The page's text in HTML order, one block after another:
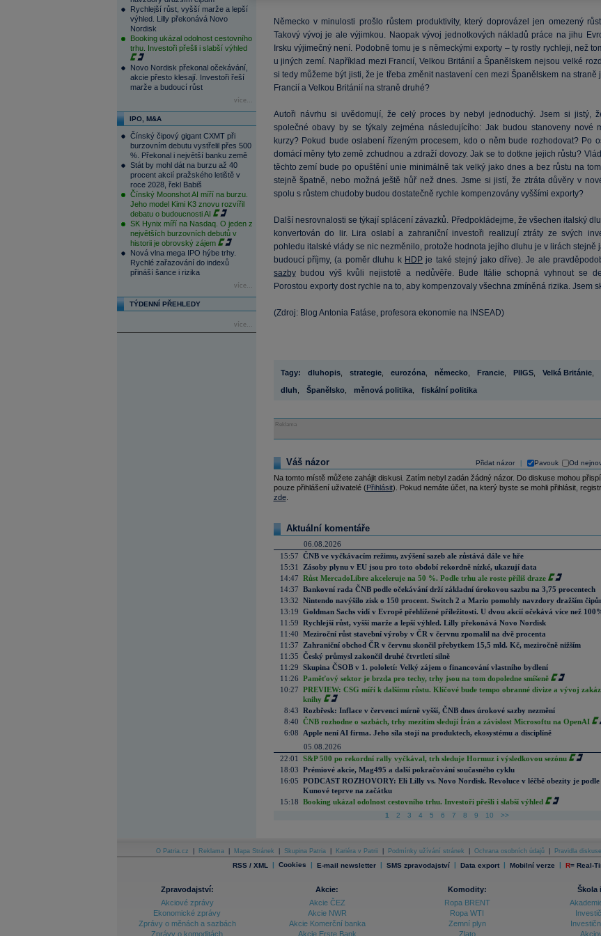
Rychlejší růst, vyšší marže a lepší
výhled. Lilly překonává Novo
Nordisk
Booking ukázal odolnost cestovního
trhu. Investoři přešli i slabší výhled
Novo Nordisk překonal očekávání,
akcie přesto klesají. Investoři řeší
marže a budoucí růst
více...
IPO, M&A
Čínský čipový gigant CXMT při
burzovním debutu vystřelil přes 500
%. Překonal i největší banku země
Stát by mohl dát na burzu až 40
procent akcií pražského letiště v
roce 2028, řekl Babiš
Čínský Moonshot AI míří na burzu.
Jeho model Kimi K3 znovu rozvířil
debatu o budoucnosti AI
SK Hynix míří na Nasdaq. O jeden z
největších burzovních debutů v
historii je obrovský zájem
Nová vlna mega IPO hýbe trhy.
Rychlé zařazování do indexů
přináší šance i rizika
více...
TÝDENNÍ PŘEHLEDY
více...
Německo v minulosti prošlo růstem produktivity, který doprovázel jen omezený růst
Takový vývoj je ale výjimkou. Naopak vývoj jednotkových nákladů práce na jihu
Irsku výjimečný není. Podobně tomu je s německými exporty – ty rostly rychleji, než
u jiných zemí. Například mezi Francií, Velkou Británií a Španělskem nejsou velké
si tedy můžeme být jisti, že je třeba změnit nastavení cen mezi Španělskem na straně
Francií a Velkou Británií na straně druhé?
Autoři návrhu si uvědomují, že celý proces by nebyl jednoduchý. Jsem si jistý,
společné obavy by se týkaly zejména následujícího: Jak budou stanoveny nové
kurzy? Pokud bude oslabení řízeným procesem, kdo o něm bude rozhodovat? Po
domácí měny tyto země zchudnou a zdraží dovozy. Jak se to dotkne jejich růstu?
těchto zemí bude po opuštění unie minimálně tak velký jako dnes a bez růstu na
stejně špatně, nebo možná ještě hůř než dnes. Jsme si jistí, že ztráta důvěry v
spolu s růstem chudoby budou dostatečně rychle kompenzovány vyššími exporty?
Další nesrovnalosti se týkají splácení závazků. Předpokládejme, že všechen italský
konvertován do lir. Lira oslabí a zahraniční investoři realizují ztráty ze svých
pohledu italské vlády se nic nezměnilo, protože hodnota jejího dluhu je v lirách stejně
budoucí příjmy, (a poměr dluhu k HDPje také stejný jako dříve). Je ale
sazbybudou výš kvůli nejistotě a nedůvěře. Bude Itálie schopná vyhnout se
Porostou exporty dost rychle na to, aby kompenzovaly všechna zmíněná rizika. Jsem
(Zdroj: Blog Antonia Fatáse, profesora ekonomie na INSEAD)
Tagy: dluhopis, strategie, eurozóna, německo, Francie, PIIGS, Velká Británie,
dluh Španělsko, měnová politika, fiskální politika
Reklama
Přidat názor Pavouk Od
Váš názor
Na tomto místě můžete zahájit diskusi. Zatím nebyl zadán žádný názor. Do diskuse mohou
pouze přihlášení uživatelé (Přihlásit). Pokud nemáte účet, na který byste se mohli přihlásit,
zde.
Aktuální komentáře
06.08.2026
15:57 ČNB ve vyčkávacím režimu, zvýšení sazeb ale zůstává dále ve hře
15:31
Zásoby plynu v EU jsou pro toto období rekordně nízké, ukazují data
14:47 Růst MercadoLibre akceleruje na 50 %. Podle trhu ale roste příliš draze
14:37 Bankovní rada ČNB podle očekávání drží základní úrokovou sazbu na 3,75 procentech
13:32 Nintendo navýšilo zisk o 150 procent. Switch 2 a Mario pomohly navzdory dražším
13:19 Goldman Sachs vidí v Evropě přehlížené příležitosti. U dvou akcií očekává více než
11:59 Rychlejší růst, vyšší marže a lepší výhled. Lilly překonává Novo Nordisk
11:40 Meziroční růst stavební výroby v ČR v červnu zpomalil na dvě procenta
11:37
Zahraniční obchod ČR v červnu skončil přebytkem 15,5 mld. Kč, meziročně nižším
11:35 Český průmysl zakončil druhé čtvrtletí silně
11:29 Skupina ČSOB v 1. pololetí: Velký zájem o financování vlastního bydlení
11:26 Paměťový sektor je brzda pro techy, trhy jsou na tom dopoledne smíšeně
10:27 PREVIEW: CSG míří k dalšímu růstu. Klíčové bude tempo obranné divize a vývoj
knihy
8:43 Rozbřesk: Inflace v červenci mírně vyšší, ČNB dnes úrokové sazby nezmění
8:40 ČNB rozhodne o sazbách, trhy mezitím sledují Írán a závislost Microsoftu na OpenAI
6:08
Apple není AI firma. Jeho síla stojí na produktech, ekosystému a disciplíně
05.08.2026
22:01
S&P 500 po rekordní rally vyčkával, trh sleduje Hormuz i výsledkovou sezónu
18:03 Prémiové akcie, Mag495 a další pokračování současného cyklu
16:05 PODCAST ROZHOVORY: Eli Lilly vs. Novo Nordisk. Revoluce v léčbě obezity je
Kunové teprve na začátku
15:18 Booking ukázal odolnost cestovního trhu. Investoři přešli i slabší výhled
1 2 3 4 5 6 7 8 9 10 >>
O Patria.cz Reklama Mapa Stránek Skupina Patria Kariéra v Patrii Podmínky užívání stránek Ochrana osobních údajů Pravidla diskuse
RSS / XML | Cookies | E-mail newsletter | SMS zpravodajství | Data export | Mobilní verze | R= Real-
Zpravodajství:
Akciové zprávy
Ekonomické zprávy
Zprávy o měnách a sazbách
Zprávy o komoditách
Akcie:
Akcie ČEZ
Akcie NWR
Akcie Komerční banka
Akcie Erste Bank
Komodity:
Ropa BRENT
Ropa WTI
Zemní plyn
Zlato
Škola